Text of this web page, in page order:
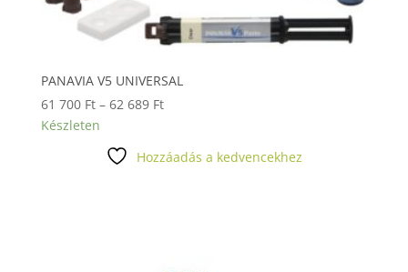
PANAVIA V5 UNIVERSAL
61 700 Ft – 62 689 FtÁrtartomány:
-
Készleten
Hozzáadás a kedvencekhez